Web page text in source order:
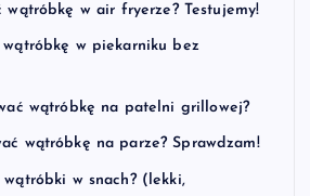
wątróbkę w air fryerze? Testujemy!
w piekarniku bez
wątróbkę na patelni grillowej?
wątróbkę na parze? Sprawdzam!
wątróbki w snach? (lekki,